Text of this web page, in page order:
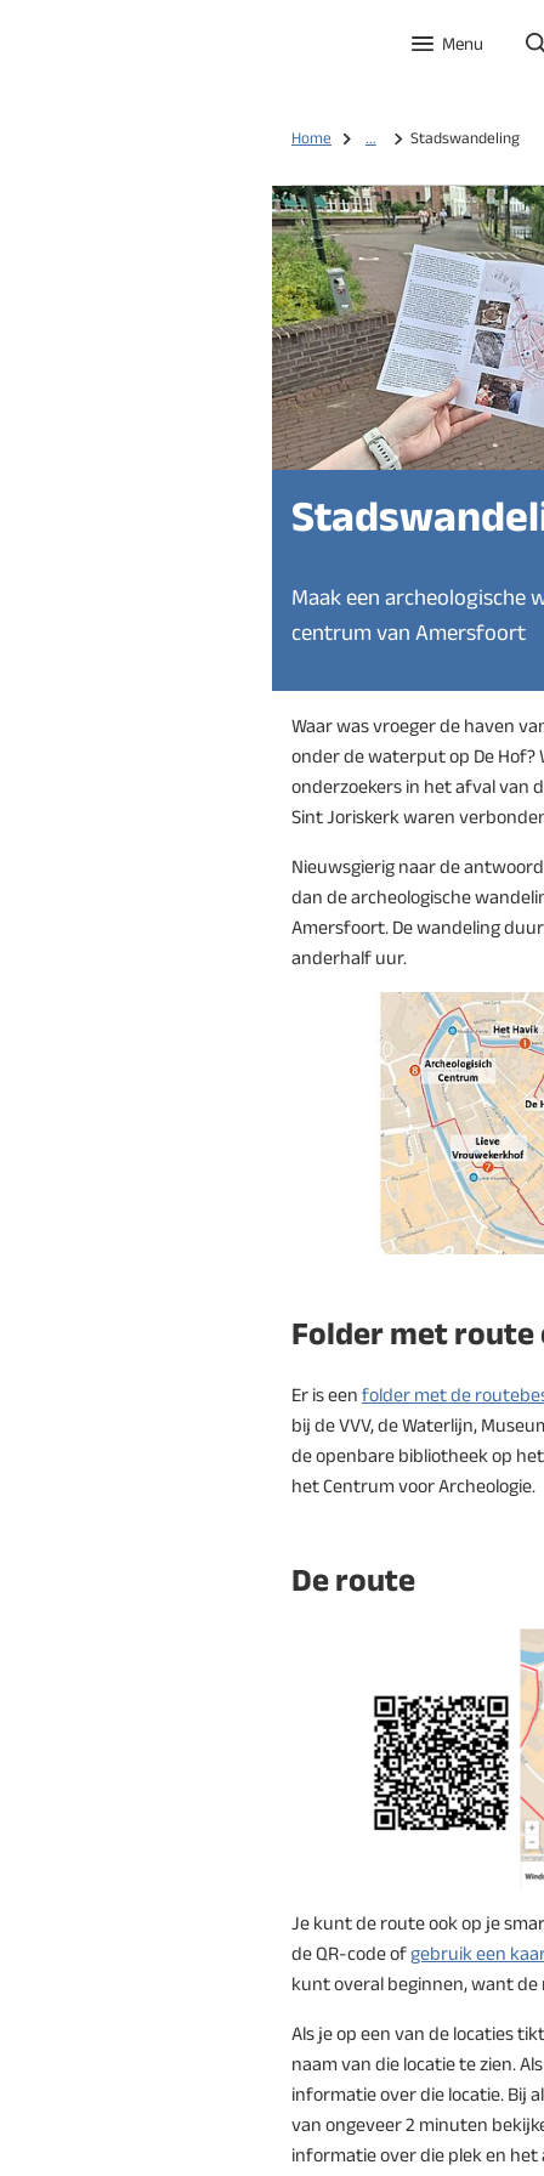
Menu
Home ... Stadswandeling
Maak een archeologische
centrum van Amersfoort
Waar was vroeger de haven
onder de waterput op De Hof?
onderzoekers in het afval van
Sint Joriskerk waren
Nieuwsgierig naar de
dan de archeologische
Amersfoort. De wandeling
anderhalf uur.
een
website)
Folder met route
Er is een folder met de
bij de VVV, de Waterlijn,
de openbare bibliotheek op
het Centrum voor Archeologie.
De route
Je kunt de route ook op je
de QR-code ofgebruik een
kunt overal beginnen, want
Als je op een van de locaties
naam van die locatie te zien.
informatie over die locatie. Bij
van ongeveer 2 minuten
informatie over die plek en het